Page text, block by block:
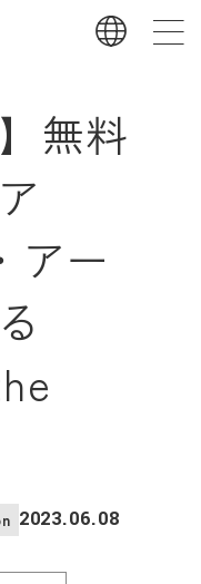
無料
ー
2023.06.08